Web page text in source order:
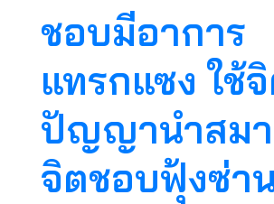
ชอบมีอาการ
แทรกแซง ใช้
ปัญญานำสม
จิตชอบฟุ้งซ่า